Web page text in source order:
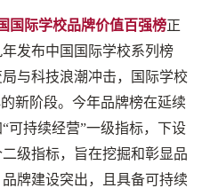
国际学校品牌价值百强榜正
发布中国国际学校系列榜
与科技浪潮冲击，国际学校
新阶段。今年品牌榜在延续
可持续经营”一级指标，下设
级指标，旨在挖掘和彰显品
牌建设突出，且具备可持续